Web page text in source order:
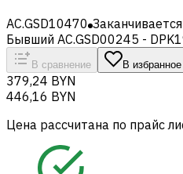
AC.GSD10470 Заканчивается
Бывший AC.GSD00245 -
В сравнение В избранное
379,24 BYN
446,16 BYN
Цена рассчитана по прайс